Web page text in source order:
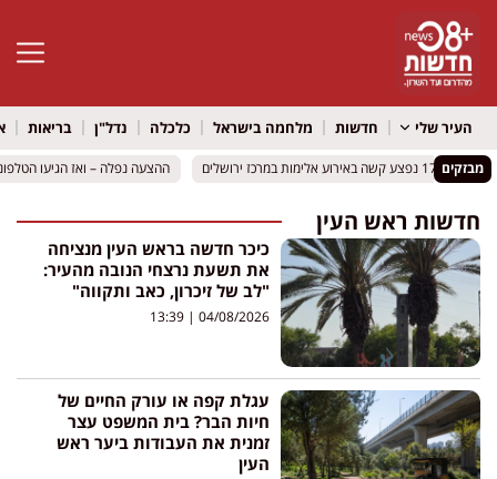
פתח
העיר שלי חדשות מלחמה בישראל כלכלה נדל"ן בריאות
מבזקים
נער בן 17 נפצע קשה באירוע אלימות במרכז ירושלים
נער בן 17 נפצע קשה באירוע אלימות במרכז ירושלים ההצעה נפלה – ואז הגיעו
ההצעה נפלה – ואז הגיעו
חדשות ראש העין
כיכר חדשה בראש העין מנציחה
את תשעת נרצחי הנובה מהעיר:
"לב של זיכרון, כאב ותקווה"
04/08/2026
עגלת קפה או עורק החיים של
חיות הבר? בית המשפט עצר
זמנית את העבודות ביער ראש
העין